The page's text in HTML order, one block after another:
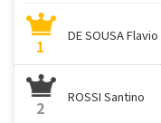
1
DE SOUSA Flavio
2
ROSSI Santino